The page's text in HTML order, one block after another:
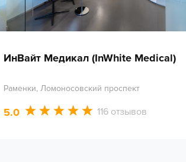
ИнВайт Медикал (InWhite Medical)
Раменки, Ломоносовский проспект
5.0 116 отзывов